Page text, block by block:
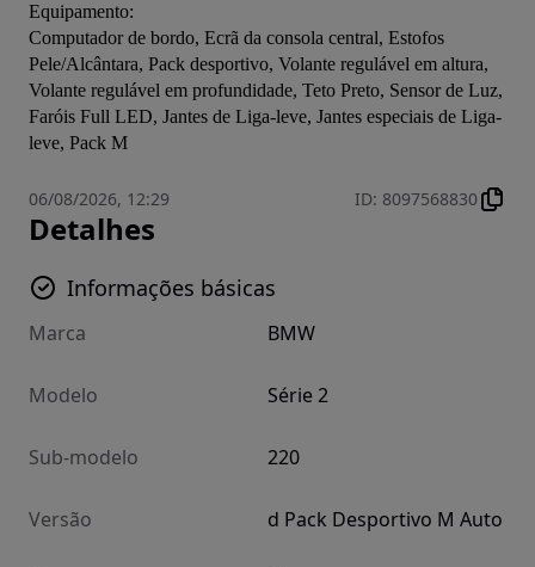
Equipamento:
Computador de bordo, Ecrã da consola central, Estofos
Pele/Alcântara, Pack desportivo, Volante regulável em altura,
Volante regulável em profundidade, Teto Preto, Sensor de Luz,
Faróis Full LED, Jantes de Liga-leve, Jantes especiais de Liga-
leve, Pack M
06/08/2026, 12:29 ID: 8097568830
Detalhes
Informações básicas
Marca BMW
Modelo Série 2
Sub-modelo 220
Versão d Pack Desportivo M Auto